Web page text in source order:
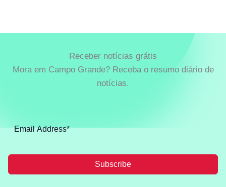
Receber notícias grátis
Mora em Campo Grande? Receba o resumo diário de
notícias.
Subscribe